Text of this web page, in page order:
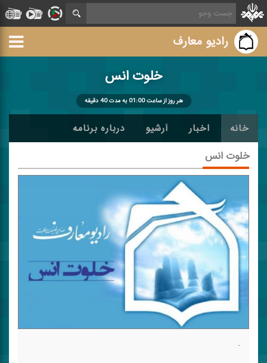
رادیو معارف
خلوت انس
هر روز از ساعت 01:00 به مدت 40 دقیقه
خانه اخبار آرشیو درباره برنامه
خلوت انس
.